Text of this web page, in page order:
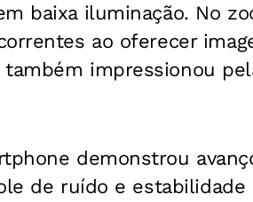
baixa iluminação. No
ao oferecer
impressionou
demonstrou
de ruído e